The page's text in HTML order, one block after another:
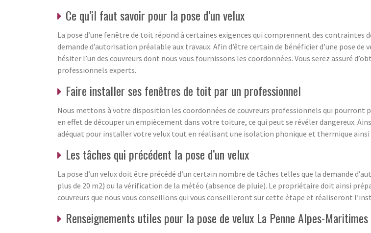
Ce qu’il faut savoir pour la pose d’un velux
La pose d’une fenêtre de toit répond à certaines exigences qui comprennent des contraintes
demande d’autorisation préalable aux travaux. Afin d’être certain de bénéficier d’une pose
hésiter l’un des couvreurs dont nous vous fournissons les coordonnées. Vous serez assuré
professionnels experts.
Faire installer ses fenêtres de toit par un professionnel
Nous mettons à votre disposition les coordonnées de couvreurs professionnels qui pourront
en effet de découper un empiècement dans votre toiture, ce qui peut se révéler dangereux.
adéquat pour installer votre velux tout en réalisant une isolation phonique et thermique ainsi
Les tâches qui précédent la pose d’un velux
La pose d’un velux doit être précédé d’un certain nombre de tâches telles que la demande
plus de 20 m2) ou la vérification de la météo (absence de pluie). Le propriétaire doit ainsi
couvreurs que nous vous conseillons qui vous conseilleront sur cette étape et réaliseront
Renseignements utiles pour la pose de velux La Penne Alpes-Maritimes